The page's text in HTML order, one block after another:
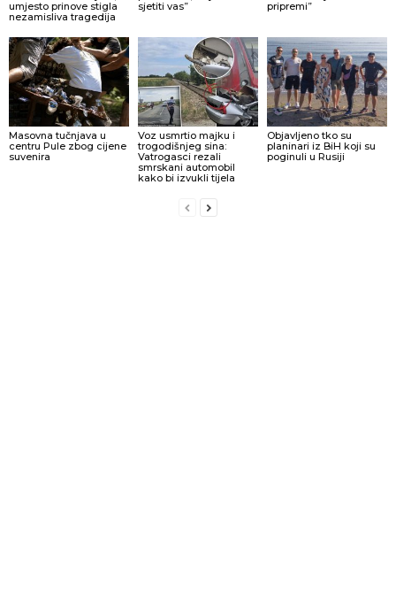
umjesto prinove stigla
nezamisliva tragedija
sjetiti vas”
pripremi”
Masovna tučnjava u
centru Pule zbog cijene
suvenira
Voz usmrtio majku i
trogodišnjeg sina:
Vatrogasci rezali
smrskani automobil
kako bi izvukli tijela
Objavljeno tko su
planinari iz BiH koji su
poginuli u Rusiji